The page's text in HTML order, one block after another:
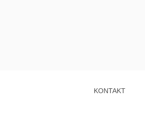
KONTAKT